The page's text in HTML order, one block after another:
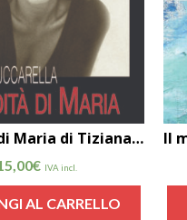
L’eredità di Maria di Tiziana Buccarella
€ IVA incl.
AL CARRELLO